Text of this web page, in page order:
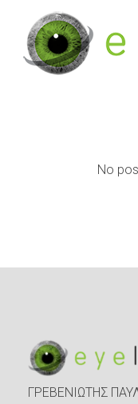
No
ΓΡΕΒΕΝΙΩΤΗΣ